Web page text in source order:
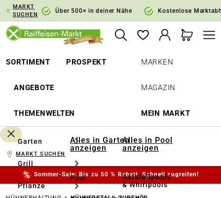
Zur Hauptnavigation springen
MARKT
SUCHEN
Über 500× in deiner Nähe Kostenlose
SORTIMENT PROSPEKT
ANGEBOTE
THEMENWELTEN
MARKEN
MAGAZIN
MEIN MARKT
Garten
Grill
Pflanze
Alles in Garten
anzeigen
Pool
Alles in Pool
anzeigen
Aufstellpools
& Whirlpools
MARKT SUCHEN
Sommer-Sale: Bis zu 50 % Rabatt. Schnell zugreifen!